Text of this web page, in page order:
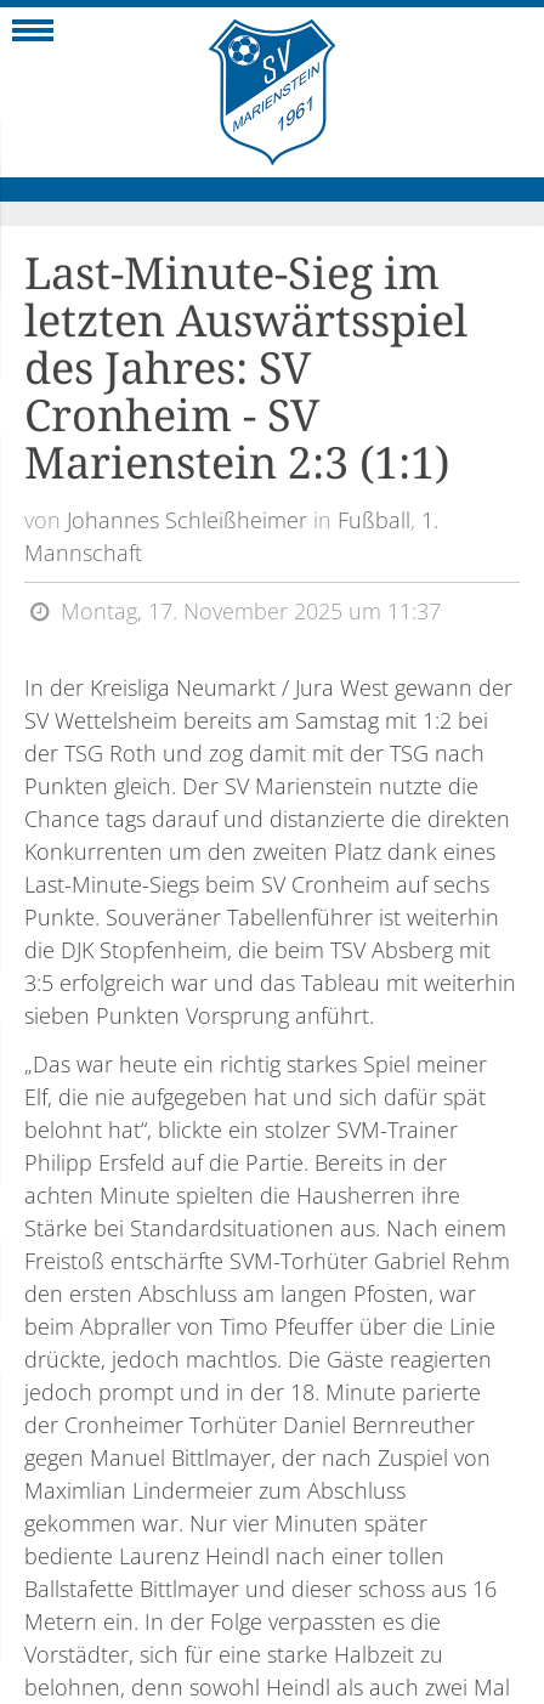
Last-Minute-Sieg im
letzten Auswärtsspiel
des Jahres: SV
Cronheim - SV
Marienstein 2:3 (1:1)
von Johannes Schleißheimer in Fußball, 1.
Mannschaft
Montag, 17. November 2025 um 11:37
In der Kreisliga Neumarkt / Jura West gewann der
SV Wettelsheim bereits am Samstag mit 1:2 bei
der TSG Roth und zog damit mit der TSG nach
Punkten gleich. Der SV Marienstein nutzte die
Chance tags darauf und distanzierte die direkten
Konkurrenten um den zweiten Platz dank eines
Last-Minute-Siegs beim SV Cronheim auf sechs
Punkte. Souveräner Tabellenführer ist weiterhin
die DJK Stopfenheim, die beim TSV Absberg mit
3:5 erfolgreich war und das Tableau mit weiterhin
sieben Punkten Vorsprung anführt.
„Das war heute ein richtig starkes Spiel meiner
Elf, die nie aufgegeben hat und sich dafür spät
belohnt hat“, blickte ein stolzer SVM-Trainer
Philipp Ersfeld auf die Partie. Bereits in der
achten Minute spielten die Hausherren ihre
Stärke bei Standardsituationen aus. Nach einem
Freistoß entschärfte SVM-Torhüter Gabriel Rehm
den ersten Abschluss am langen Pfosten, war
beim Abpraller von Timo Pfeuffer über die Linie
drückte, jedoch machtlos. Die Gäste reagierten
jedoch prompt und in der 18. Minute parierte
der Cronheimer Torhüter Daniel Bernreuther
gegen Manuel Bittlmayer, der nach Zuspiel von
Maximlian Lindermeier zum Abschluss
gekommen war. Nur vier Minuten später
bediente Laurenz Heindl nach einer tollen
Ballstafette Bittlmayer und dieser schoss aus 16
Metern ein. In der Folge verpassten es die
Vorstädter, sich für eine starke Halbzeit zu
belohnen, denn sowohl Heindl als auch zwei Mal